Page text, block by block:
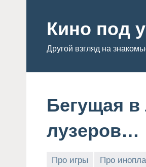
содержимому
Кино под
Другой взгляд на
Бегущая
лузеров…
Про игры Про